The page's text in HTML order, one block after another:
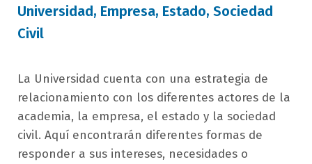
Universidad, Empresa, Estado, Sociedad
Civil
campo
texto
bloque
texto
La Universidad cuenta con una estrategia de
relacionamiento con los diferentes actores de la
academia, la empresa, el estado y la sociedad
civil. Aquí encontrarán diferentes formas de
responder a sus intereses, necesidades o